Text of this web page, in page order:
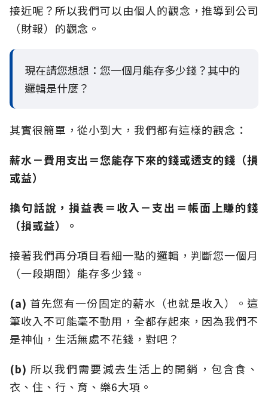
接近呢？所以我們可以由個人的觀念，推導到公司
（財報）的觀念。
現在請您想想：您一個月能存多少錢？其中的
邏輯是什麼？
其實很簡單，從小到大，我們都有這樣的觀念：
薪水－費用支出＝您能存下來的錢或透支的錢（損
或益）
換句話說，損益表＝收入－支出＝帳面上賺的錢
（損或益）。
接著我們再分項目看細一點的邏輯，判斷您一個月
（一段期間）能存多少錢。
(a) 首先您有一份固定的薪水（也就是收入）。這
筆收入不可能毫不動用，全都存起來，因為我們不
是神仙，生活無處不花錢，對吧？
(b) 所以我們需要減去生活上的開銷，包含食、
衣、住、行、育、樂6大項。